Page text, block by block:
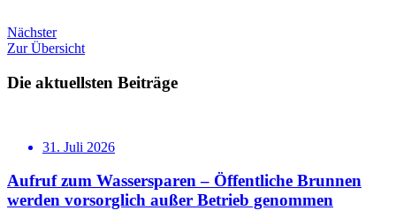
Nächster
Zur Übersicht
Die aktuellsten Beiträge
31. Juli 2026
Aufruf zum Wassersparen – Öffentliche Brunnen
werden vorsorglich außer Betrieb genommen